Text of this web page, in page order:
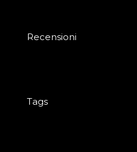
Recensioni
Tags